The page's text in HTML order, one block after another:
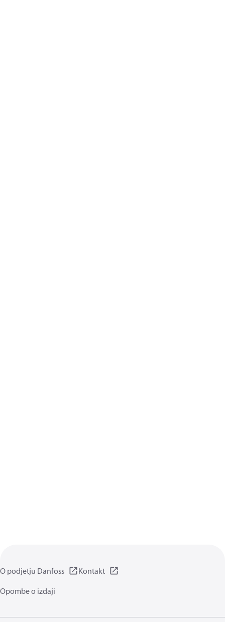
O podjetju Danfoss
Kontakt
Opombe o izdaji